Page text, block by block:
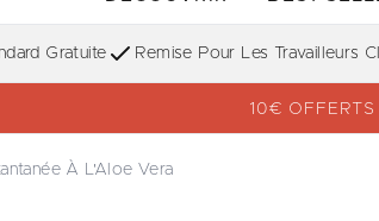
Gratuite Remise Pour Les Travailleurs
10€ OFFERTS
À L'Aloe Vera